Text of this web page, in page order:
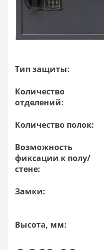
Тип защиты:
Количество
отделений:
Количество полок:
Возможность
фиксации к полу/
стене:
Замки:
Высота, мм: